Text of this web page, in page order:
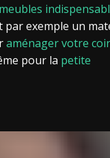
meubles
par exemple un
aménager votre
pour la petite